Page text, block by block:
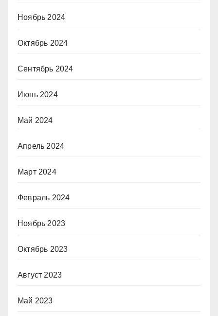
Ноябрь 2024
Октябрь 2024
Сентябрь 2024
Июнь 2024
Май 2024
Апрель 2024
Март 2024
Февраль 2024
Ноябрь 2023
Октябрь 2023
Август 2023
Май 2023